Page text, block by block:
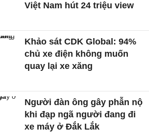
Việt Nam hút 24 triệu view
Khảo sát CDK Global: 94%
chủ xe điện không muốn
quay lại xe xăng
Người đàn ông gây phẫn nộ
khi đạp ngã người đang đi
xe máy ở Đắk Lắk